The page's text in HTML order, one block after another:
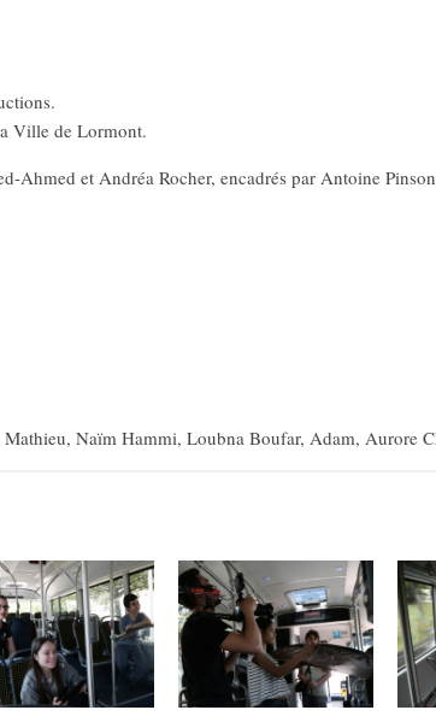
Ville de Lormont.
Ahmed et Andréa Rocher, encadrés par Antoine Pinson
Naïm Hammi, Loubna Boufar, Adam, Aurore